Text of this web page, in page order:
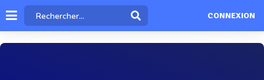
CONNEXION